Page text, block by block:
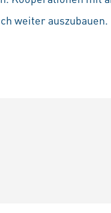
weiter auszubauen.